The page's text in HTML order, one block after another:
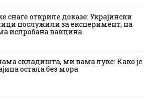
снаге откриле доказе: Украјински
послужили за експеримент, на
испробана вакцина
складишта, ми вама луке: Како је
остала без мора